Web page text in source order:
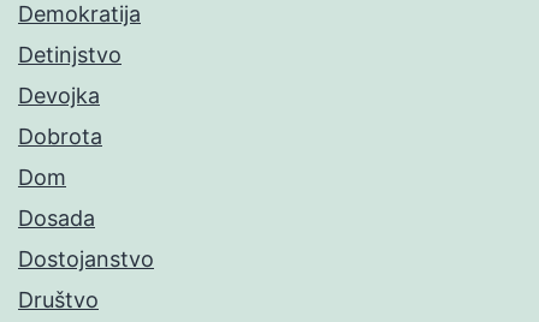
Demokratija
Detinjstvo
Devojka
Dobrota
Dom
Dosada
Dostojanstvo
Društvo